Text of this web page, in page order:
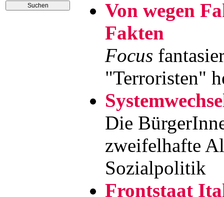
Von wegen
Fakten
Focus
"Terroristen"
Die
zweifelhafte
Sozialpolitik
Frontstaat